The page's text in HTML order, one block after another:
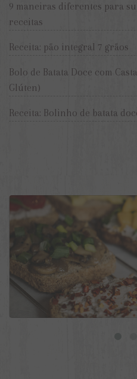
9 maneiras diferentes para
receitas
Receita: pão integral 7 grãos
Bolo de Batata Doce com
Glúten)
Receita: Bolinho de batata